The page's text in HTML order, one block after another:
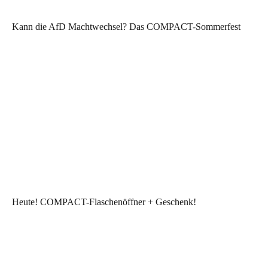
Kann die AfD Machtwechsel? Das COMPACT-Sommerfest
Heute! COMPACT-Flaschenöffner + Geschenk!